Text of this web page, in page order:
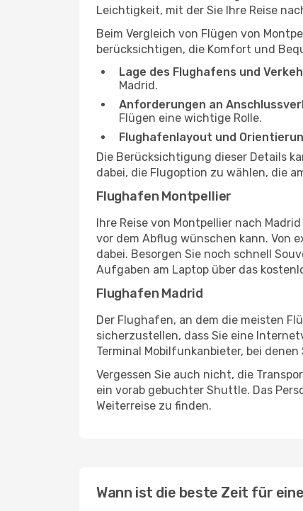
Leichtigkeit, mit der Sie Ihre Reise
Beim Vergleich von Flügen von
berücksichtigen, die Komfort und
Lage des Flughafens und
Madrid.
Anforderungen an
Flügen eine wichtige Rolle.
Flughafenlayout und
Die Berücksichtigung dieser Details
dabei, die Flugoption zu wählen, die
Flughafen Montpellier
Ihre Reise von Montpellier nach
vor dem Abflug wünschen kann. Von
dabei. Besorgen Sie noch schnell
Aufgaben am Laptop über das
Flughafen Madrid
Der Flughafen, an dem die meisten
sicherzustellen, dass Sie eine
Terminal Mobilfunkanbieter, bei
Vergessen Sie auch nicht, die
ein vorab gebuchter Shuttle. Das
Weiterreise zu finden.
Wann ist die beste Zeit für